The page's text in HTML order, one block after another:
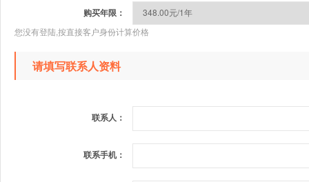
购买年限：
您没有登陆,按直接客户身份计算价格
请填写联系人资料
联系人：
联系手机：